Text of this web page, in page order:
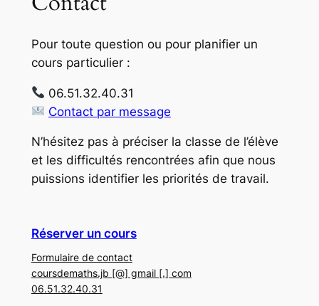
Pour toute question ou pour planifier un
cours particulier :
06.51.32.40.31
Contact par message
N’hésitez pas à préciser la classe de l’élève
et les difficultés rencontrées afin que nous
puissions identifier les priorités de travail.
Réserver un cours
Formulaire de contact
coursdemaths.jb [@] gmail [.] com
06.51.32.40.31